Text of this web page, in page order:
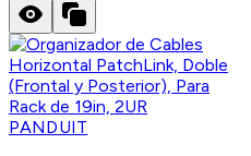
PANDUIT